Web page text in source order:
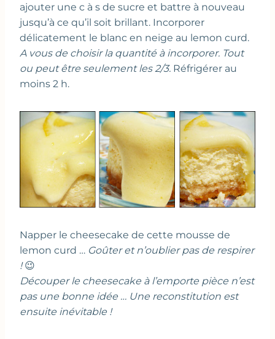
ajouter une c à s de sucre et battre à nouveau
jusqu’à ce qu’il soit brillant. Incorporer
délicatement le blanc en neige au lemon curd.
A vous de choisir la quantité à incorporer. Tout
ou peut être seulement les 2/3. Réfrigérer au
moins 2 h.
Napper le cheesecake de cette mousse de
lemon curd … Goûter et n’oublier pas de respirer
!😉
Découper le cheesecake à l’emporte pièce n’est
pas une bonne idée … Une reconstitution est
ensuite inévitable !